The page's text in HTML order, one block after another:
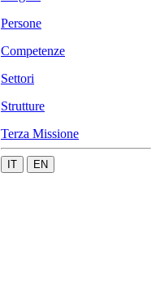
Persone
Competenze
Settori
Strutture
Terza Missione
IT EN